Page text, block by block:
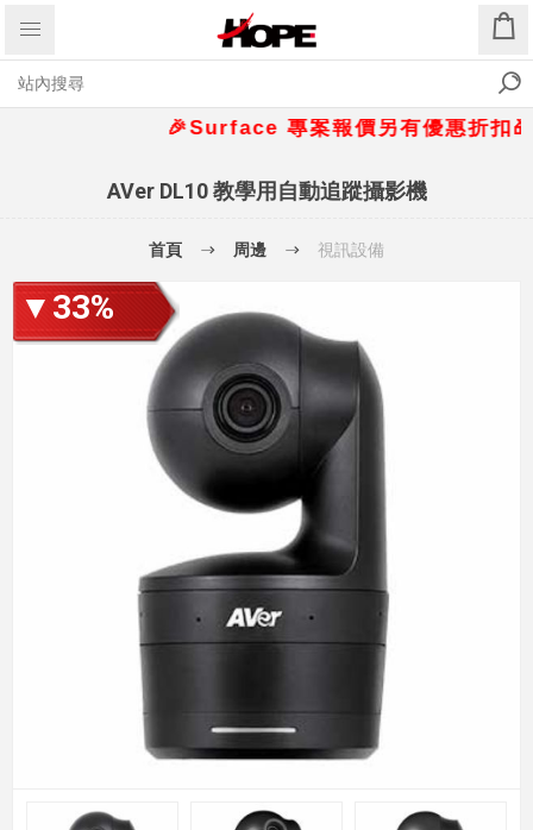
🎉Surface 專案報價另有優惠折扣🎁 📞
AVer DL10 教學用自動追蹤攝影機
首頁 周邊 視訊設備
▼33%